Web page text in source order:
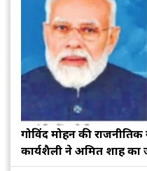
गोविंद मोहन की
कार्यशैली ने अमित शाह का